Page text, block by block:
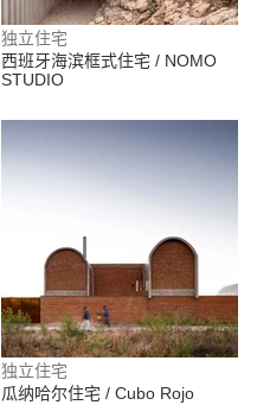
独立住宅
西班牙海滨框式住宅 / NOMO
STUDIO
独立住宅
瓜纳哈尔住宅 / Cubo Rojo